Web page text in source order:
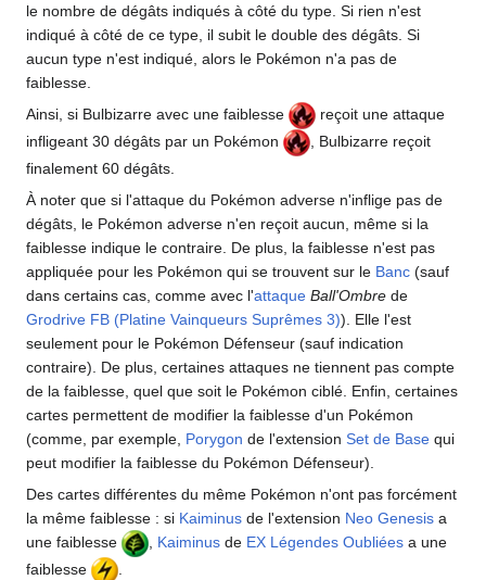
le nombre de dégâts indiqués à côté du type. Si rien n'est
indiqué à côté de ce type, il subit le double des dégâts. Si
aucun type n'est indiqué, alors le Pokémon n'a pas de
faiblesse.
Ainsi, si Bulbizarre avec une faiblesse
reçoit une attaque
infligeant 30 dégâts par un Pokémon
, Bulbizarre reçoit
finalement 60 dégâts.
À noter que si l'attaque du Pokémon adverse n'inflige pas de
dégâts, le Pokémon adverse n'en reçoit aucun, même si la
faiblesse indique le contraire. De plus, la faiblesse n'est pas
appliquée pour les Pokémon qui se trouvent sur le Banc (sauf
dans certains cas, comme avec l'attaque Ball'Ombre de
Grodrive FB (Platine Vainqueurs Suprêmes 3)). Elle l'est
seulement pour le Pokémon Défenseur (sauf indication
contraire). De plus, certaines attaques ne tiennent pas compte
de la faiblesse, quel que soit le Pokémon ciblé. Enfin, certaines
cartes permettent de modifier la faiblesse d'un Pokémon
(comme, par exemple, Porygon de l'extension Set de Base qui
peut modifier la faiblesse du Pokémon Défenseur).
Des cartes différentes du même Pokémon n'ont pas forcément
la même faiblesse : si Kaiminus de l'extension Neo Genesis a
une faiblesse
Kaiminus de EX Légendes Oubliées a une
faiblesse